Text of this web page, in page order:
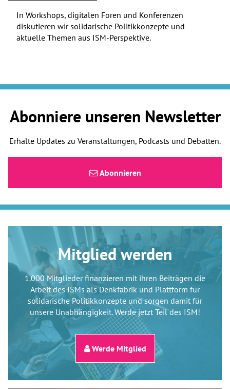
In Workshops, digitalen Foren und Konferenzen
diskutieren wir solidarische Politikkonzepte und
aktuelle Themen aus ISM-Perspektive.
Abonniere unseren Newsletter
Erhalte Updates zu Veranstaltungen, Podcasts und Debatten.
Abonnieren
Mitglied werden
1.000 Mitglieder finanzieren mit ihren Beiträgen die
Arbeit des ISMs als Denkfabrik und Plattform für
solidarische Politikkonzepte und sorgen damit für
unsere Unabhängigkeit. Werde jetzt Teil des ISM!
Werde Mitglied